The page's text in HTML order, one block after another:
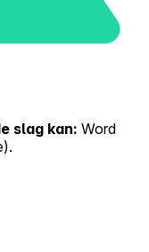
slag kan: Word